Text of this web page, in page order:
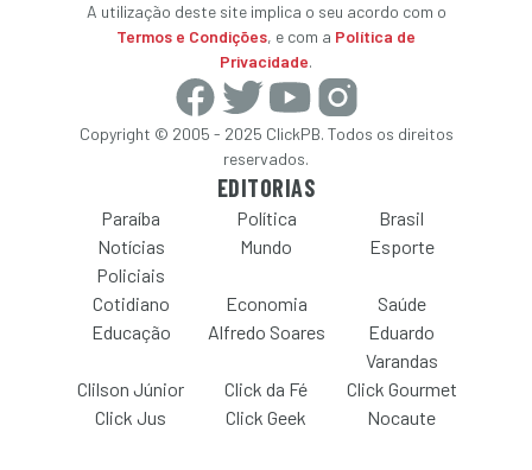
A utilização deste site implica o seu acordo com o
Termos e Condições, e com a Política de
Privacidade.
Copyright © 2005 - 2025 ClickPB. Todos os direitos
reservados.
EDITORIAS
Paraíba Política
Brasil
Notícias
Policiais
Mundo Esporte
Cotidiano Economia
Saúde
Educação
Alfredo Soares
Eduardo
Varandas
Clilson Júnior
Click da Fé
Click Gourmet
Click Jus
Click Geek Nocaute